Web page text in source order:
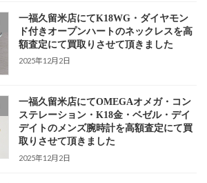
一福久留米店にてK18WG・ダイヤモン
ド付きオープンハートのネックレスを高
額査定にて買取りさせて頂きました
2025年12月2日
一福久留米店にてOMEGAオメガ・コン
ステレーション・K18金・ベゼル・デイ
デイトのメンズ腕時計を高額査定にて買
取りさせて頂きました
2025年12月2日